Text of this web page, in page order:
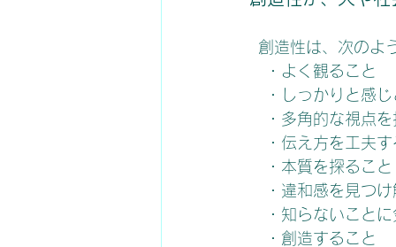
創造性は、次のよ
・よく観ること
・しっかりと感じ
・多角的な視点を
・伝え方を工夫す
・本質を探ること
・違和感を見つけ
・知らないことに
・創造すること